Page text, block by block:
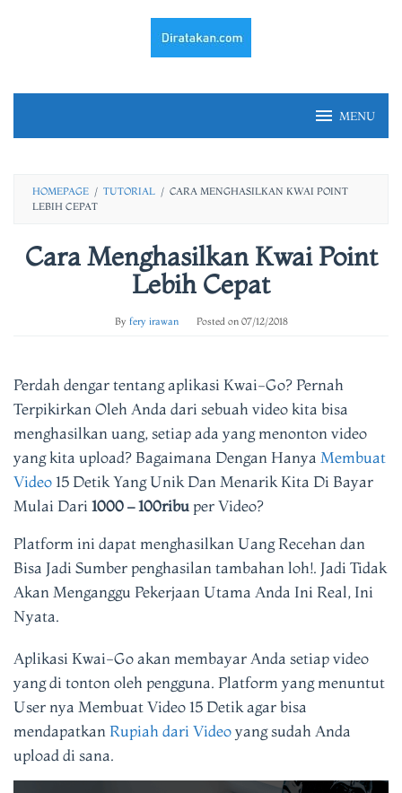
MENU
HOMEPAGE / TUTORIAL / CARA MENGHASILKAN KWAI POINT
LEBIH CEPAT
Cara Menghasilkan Kwai Point
Lebih Cepat
By fery irawan Posted on 07/12/2018
Perdah dengar tentang aplikasi Kwai-Go? Pernah
Terpikirkan Oleh Anda dari sebuah video kita bisa
menghasilkan uang, setiap ada yang menonton video
yang kita upload? Bagaimana Dengan Hanya Membuat
Video15 Detik Yang Unik Dan Menarik Kita Di Bayar
Mulai Dari 1000 – 100ribu per Video?
Platform ini dapat menghasilkan Uang Recehan dan
Bisa Jadi Sumber penghasilan tambahan loh!. Jadi Tidak
Akan Menganggu Pekerjaan Utama Anda Ini Real, Ini
Nyata.
Aplikasi Kwai-Go akan membayar Anda setiap video
yang di tonton oleh pengguna. Platform yang menuntut
User nya Membuat Video 15 Detik agar bisa
mendapatkan Rupiah dari Videoyang sudah Anda
upload di sana.